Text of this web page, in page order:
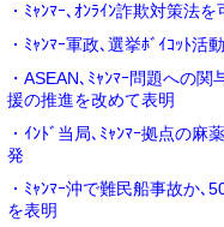
・ﾐｬﾝﾏｰ､ｵﾝﾗｲﾝ詐欺対策法
・ﾐｬﾝﾏｰ軍政､選挙ﾎﾞｲｺｯﾄ活
・ASEAN､ﾐｬﾝﾏｰ問題への
援の推進を改めて表明
・ｲﾝﾄﾞ当局､ﾐｬﾝﾏｰ拠点の
発
・ﾐｬﾝﾏｰ沖で難民船事故か
を表明